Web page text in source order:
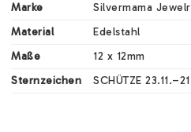
Marke
Silvermama
Material
Edelstahl
Maße
12 x 12mm
Sternzeichen
SCHÜTZE